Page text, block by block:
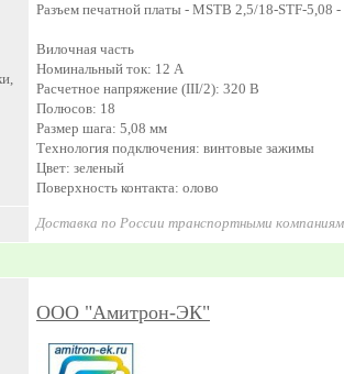
Разъем печатной платы - MSTB 2,5/18-STF-5,08
Вилочная часть
Номинальный ток: 12 А
Расчетное напряжение (III/2): 320 В
Полюсов: 18
Размер шага: 5,08 мм
Технология подключения: винтовые зажимы
Цвет: зеленый
Поверхность контакта: олово
Доставка по России транспортными
ООО "Амитрон-ЭК"